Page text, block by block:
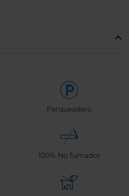
Parqueadero
100% No fumador